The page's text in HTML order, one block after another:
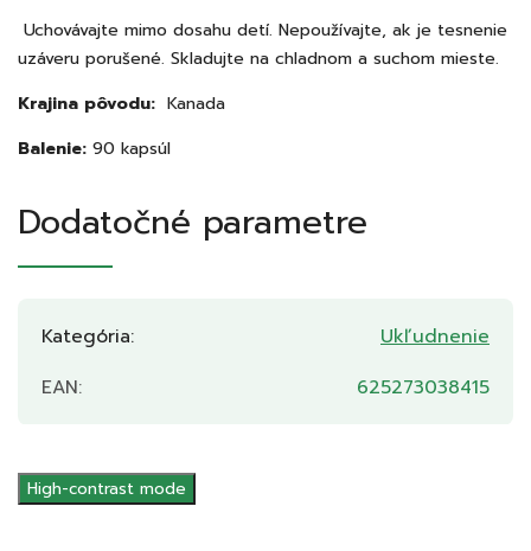
Uchovávajte mimo dosahu detí. Nepoužívajte, ak je tesnenie
uzáveru porušené. Skladujte na chladnom a suchom mieste.
Krajina pôvodu: Kanada
Balenie: 90 kapsúl
Dodatočné parametre
Kategória:
Ukľudnenie
EAN: 625273038415
High-contrast mode